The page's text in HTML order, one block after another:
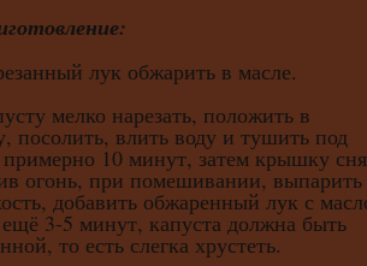
лук обжарить в масле.
мелко нарезать, положить в
посолить, влить воду и тушить под
10 минут, затем крышку
огонь, при помешивании, выпарить
добавить обжаренный лук с
3-5 минут, капуста должна быть
то есть слегка хрустеть.